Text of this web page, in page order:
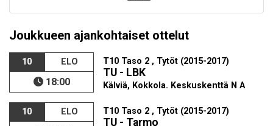
Joukkueen ajankohtaiset ottelut
10 ELO
18:00
T10 Taso 2 , Tytöt (2015-2017)
TU - LBK
Kälviä, Kokkola. Keskuskenttä N A
10 ELO T10 Taso 2 , Tytöt (2015-2017)
TU - Tarmo